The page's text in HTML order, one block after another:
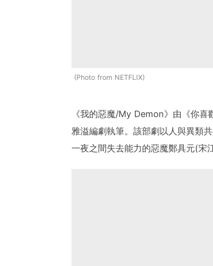
Photo from NETFLIX
《我的惡魔/My Demon》由《你
雅溢編劇執筆。該部劇以人與異類
一夜之間失去能力的惡魔鄭具元(宋